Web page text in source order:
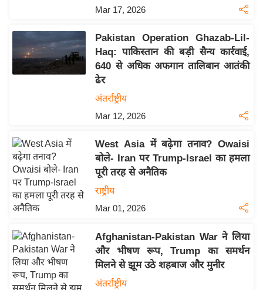
खे
ल
I
P
L
2
0
2
6
क्रा
इ
म
Mar 17, 2026
Pakistan Operation Ghazab-Lil-
Haq: पाकिस्तान की बड़ी सैन्य कार्रवाई,
640 से अधिक अफगान तालिबान आतंकी
ढेर
अंतर्राष्ट्रीय
Mar 12, 2026
West Asia में बढ़ेगा तनाव? Owaisi
बोले- Iran पर Trump-Israel का हमला
पूरी तरह से अनैतिक
राष्ट्रीय
Mar 01, 2026
Afghanistan-Pakistan War ने लिया
और भीषण रूप, Trump का समर्थन
मिलने से झूम उठे शहबाज और मुनीर
अंतर्राष्ट्रीय